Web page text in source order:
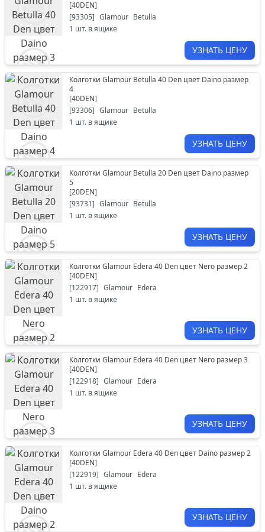
[40DEN]
[93305] Glamour Betulla
1 шт. в ящике
УЗНАТЬ ЦЕНУ
Колготки Glamour Betulla 40 Den цвет Daino размер
4
[40DEN]
[93306] Glamour Betulla
1 шт. в ящике
УЗНАТЬ ЦЕНУ
Колготки Glamour Betulla 20 Den цвет Daino размер
5
[20DEN]
[93731] Glamour Betulla
1 шт. в ящике
УЗНАТЬ ЦЕНУ
Колготки Glamour Edera 40 Den цвет Nero размер 2
[40DEN]
[122917] Glamour Edera
1 шт. в ящике
УЗНАТЬ ЦЕНУ
Колготки Glamour Edera 40 Den цвет Nero размер 3
[40DEN]
[122918] Glamour Edera
1 шт. в ящике
УЗНАТЬ ЦЕНУ
Колготки Glamour Edera 40 Den цвет Daino размер 2
[40DEN]
[122919] Glamour Edera
1 шт. в ящике
УЗНАТЬ ЦЕНУ